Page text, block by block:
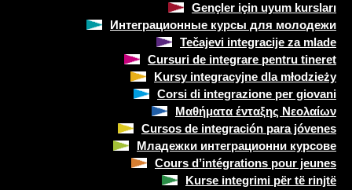
Gençler için uyum kursları
Интеграционные курсы для молодежи
Tečajevi integracije za mlade
Cursuri de integrare pentru tineret
Kursy integracyjne dla młodzieży
Corsi di integrazione per giovani
Μαθήματα ένταξης Νεολαίων
Cursos de integración para jóvenes
Младежки интеграционни курсове
Cours d’intégrations pour jeunes
Kurse integrimi për të rinjtë